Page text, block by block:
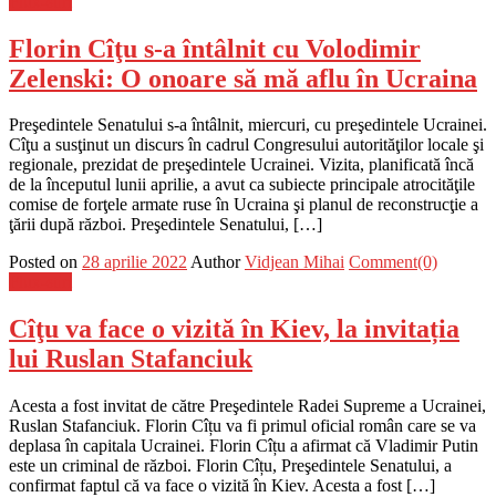
Florin Cîţu s-a întâlnit cu Volodimir
Zelenski: O onoare să mă aflu în Ucraina
Preşedintele Senatului s-a întâlnit, miercuri, cu preşedintele Ucrainei.
Cîţu a susţinut un discurs în cadrul Congresului autorităţilor locale şi
regionale, prezidat de preşedintele Ucrainei. Vizita, planificată încă
de la începutul lunii aprilie, a avut ca subiecte principale atrocităţile
comise de forţele armate ruse în Ucraina şi planul de reconstrucţie a
ţării după război. Preşedintele Senatului, […]
Posted on 28 aprilie 2022Author Vidjean Mihai Comment(0)
Cîţu va face o vizită în Kiev, la invitația
lui Ruslan Stafanciuk
Acesta a fost invitat de către Preşedintele Radei Supreme a Ucrainei,
Ruslan Stafanciuk. Florin Cîțu va fi primul oficial român care se va
deplasa în capitala Ucrainei. Florin Cîțu a afirmat că Vladimir Putin
este un criminal de război. Florin Cîțu, Preşedintele Senatului, a
confirmat faptul că va face o vizită în Kiev. Acesta a fost […]